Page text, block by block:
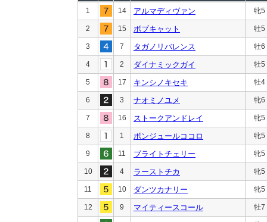
1 14 アルマディヴァン 牝5
2 15 ボブキャット 牡5
3 7 タガノリバレンス 牡6
4 2 ダイナミックガイ 牡5
5 17 キンシノキセキ 牡4
6 3 ナオミノユメ 牝6
7 16 ストークアンドレイ 牝5
8 1 ボンジュールココロ 牝5
9 11 ブライトチェリー 牝5
10 4 ラーストチカ 牝5
11 10 ダンツカナリー 牝5
12 9 マイティースコール 牡7